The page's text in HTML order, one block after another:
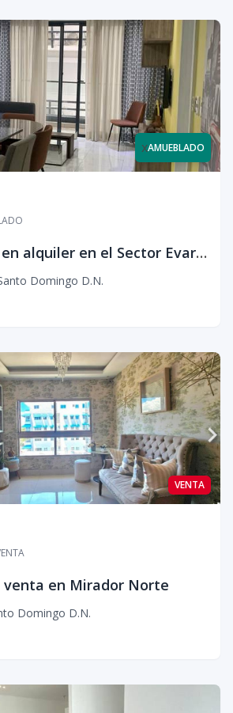
xAMUEBLADO
Apartamento en alquiler en el Sector Evaristo Morales.
Domingo D.N.
VENTA
venta en Mirador Norte
Domingo D.N.